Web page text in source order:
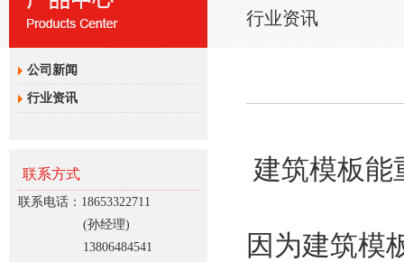
公司新闻
行业资讯
联系方式
联系电话：18653322711
(孙经理)
13806484541
行业资讯
建筑模板能
因为建筑模